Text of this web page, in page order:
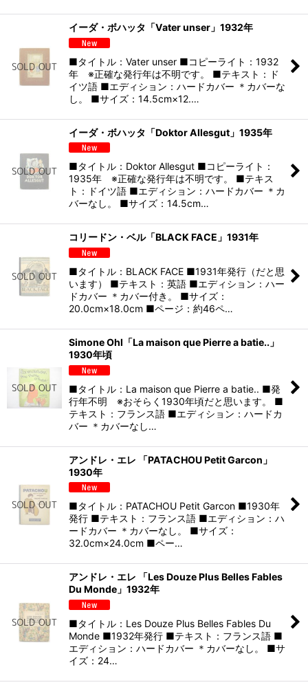
イーダ・ボハッタ「Vater unser」1932年
■タイトル：Vater unser ■コピーライト：1932
年 ※正確な発行年は不明です。 ■テキスト：ド
イツ語 ■エディション：ハードカバー ＊カバーな
し。 ■サイズ：14.5cm×12.…
イーダ・ボハッタ「Doktor Allesgut」1935年
■タイトル：Doktor Allesgut ■コピーライト：
1935年 ※正確な発行年は不明です。 ■テキス
ト：ドイツ語 ■エディション：ハードカバー ＊カ
バーなし。 ■サイズ：14.5cm…
コリードン・ベル「BLACK FACE」1931年
■タイトル：BLACK FACE ■1931年発行（だと思
います） ■テキスト：英語 ■エディション：ハー
ドカバー ＊カバー付き。 ■サイズ：
20.0cm×18.0cm ■ページ：約46ペ…
Simone Ohl「La maison que Pierre a batie..」
1930年頃
■タイトル：La maison que Pierre a batie.. ■発
行年不明 ※おそらく1930年頃だと思います。 ■
テキスト：フランス語 ■エディション：ハードカ
バー ＊カバーなし…
アンドレ・エレ 「PATACHOU Petit Garcon」
1930年
■タイトル：PATACHOU Petit Garcon ■1930年
発行 ■テキスト：フランス語 ■エディション：ハ
ードカバー ＊カバーなし。 ■サイズ：
32.0cm×24.0cm ■ペー…
アンドレ・エレ 「Les Douze Plus Belles Fables
Du Monde」1932年
■タイトル：Les Douze Plus Belles Fables Du
Monde ■1932年発行 ■テキスト：フランス語 ■
エディション：ハードカバー ＊カバーなし。 ■サ
イズ：24…